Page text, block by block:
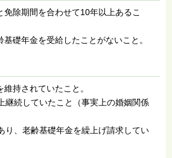
免除期間を合わせて10年以上あるこ
礎年金を受給したことがないこと。
持されていたこと。
継続していたこと（事実上の婚姻関係
り、老齢基礎年金を繰上げ請求してい